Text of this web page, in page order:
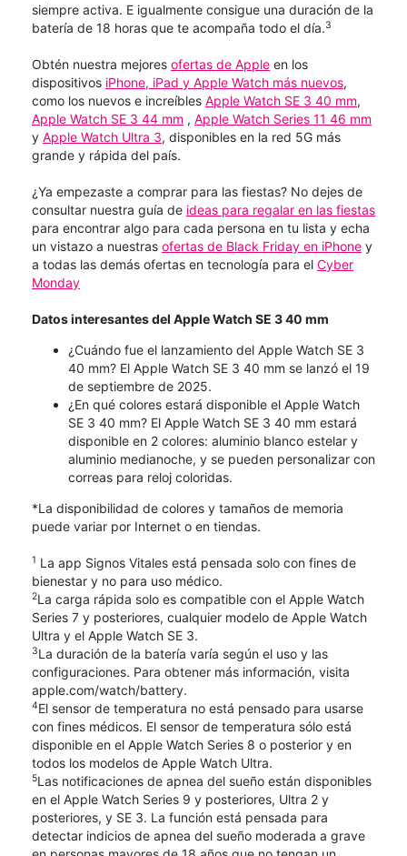
siempre activa. E igualmente consigue una duración de la
batería de 18 horas que te acompaña todo el día.3
Obtén nuestra mejores ofertas de Apple en los
dispositivos iPhone, iPad y Apple Watch más nuevos,
como los nuevos e increíbles Apple Watch SE 3 40 mm,
Apple Watch SE 3 44 mm , Apple Watch Series 11 46 mm
y Apple Watch Ultra 3, disponibles en la red 5G más
grande y rápida del país.
¿Ya empezaste a comprar para las fiestas? No dejes de
consultar nuestra guía de ideas para regalar en las fiestas
para encontrar algo para cada persona en tu lista y echa
un vistazo a nuestras ofertas de Black Friday en iPhone y
a todas las demás ofertas en tecnología para el Cyber
Monday
Datos interesantes del Apple Watch SE 3 40 mm
¿Cuándo fue el lanzamiento del Apple Watch SE 3
40 mm? El Apple Watch SE 3 40 mm se lanzó el 19
de septiembre de 2025.
¿En qué colores estará disponible el Apple Watch
SE 3 40 mm? El Apple Watch SE 3 40 mm estará
disponible en 2 colores: aluminio blanco estelar y
aluminio medianoche, y se pueden personalizar con
correas para reloj coloridas.
*La disponibilidad de colores y tamaños de memoria
puede variar por Internet o en tiendas.
1 La app Signos Vitales está pensada solo con fines de
bienestar y no para uso médico.
2La carga rápida solo es compatible con el Apple Watch
Series 7 y posteriores, cualquier modelo de Apple Watch
Ultra y el Apple Watch SE 3.
3La duración de la batería varía según el uso y las
configuraciones. Para obtener más información, visita
apple.com/watch/battery.
4El sensor de temperatura no está pensado para usarse
con fines médicos. El sensor de temperatura sólo está
disponible en el Apple Watch Series 8 o posterior y en
todos los modelos de Apple Watch Ultra.
5Las notificaciones de apnea del sueño están disponibles
en el Apple Watch Series 9 y posteriores, Ultra 2 y
posteriores, y SE 3. La función está pensada para
detectar indicios de apnea del sueño moderada a grave